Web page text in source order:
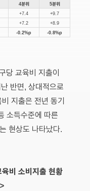
4분위
5분위
+7.4
+9.7
+7.2
+8.9
-0.2%p -0.8%p
당 교육비 지출이
반면, 상대적으로
지출은 전년 동기
소득수준에 따른
현상도 나타났다.
비 소비지출 현황